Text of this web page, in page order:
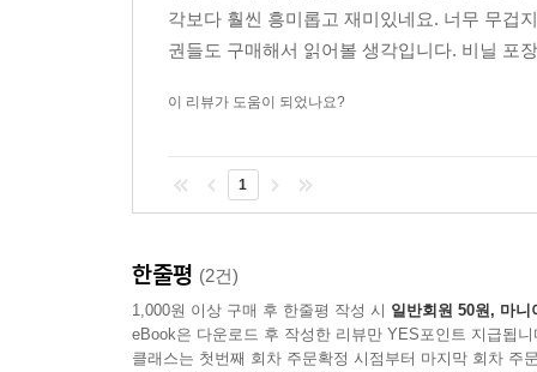
각보다 훨씬 흥미롭고 재미있네요. 너무 무겁
권들도 구매해서 읽어볼 생각입니다. 비닐 포
이 리뷰가 도움이 되었나요?
1
한줄평 (2건)
1,000원 이상 구매 후 한줄평 작성 시 일반회원 50원, 마니
eBook은 다운로드 후 작성한 리뷰만 YES포인트 지급됩니
클래스는 첫번째 회차 주문확정 시점부터 마지막 회차 주